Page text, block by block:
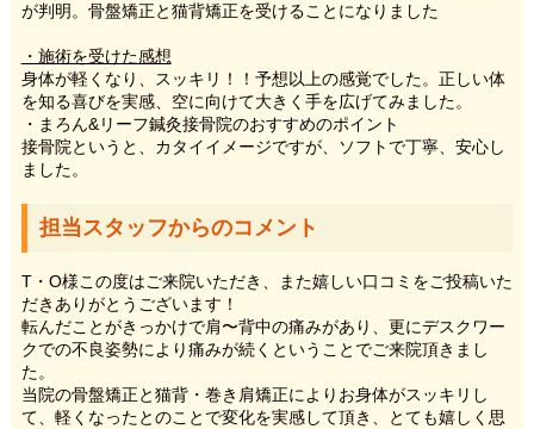
が判明。骨盤矯正と猫背矯正を受けることになりました
・施術を受けた感想
身体が軽くなり、スッキリ！！予想以上の感覚でした。正しい体
を知る喜びを実感、空に向けて大きく手を広げてみました。
・まろん&リーフ鍼灸接骨院のおすすめのポイント
接骨院というと、カタイイメージですが、ソフトで丁寧、安心し
ました。
担当スタッフからのコメント
T・O様この度はご来院いただき、また嬉しい口コミをご投稿いた
だきありがとうございます！
転んだことがきっかけで肩〜背中の痛みがあり、更にデスクワー
クでの不良姿勢により痛みが続くということでご来院頂きまし
た。
当院の骨盤矯正と猫背・巻き肩矯正によりお身体がスッキリし
て、軽くなったとのことで変化を実感して頂き、とても嬉しく思